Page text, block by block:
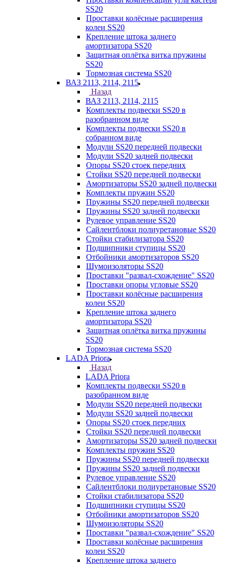
SS20
Проставки колёсные расширения
колеи SS20
Крепление штока заднего
амортизатора SS20
Защитная оплётка витка пружины
SS20
Тормозная система SS20
ВАЗ 2113, 2114, 2115
Назад
ВАЗ 2113, 2114, 2115
Комплекты подвески SS20 в
разобранном виде
Комплекты подвески SS20 в
собранном виде
Модули SS20 передней подвески
Модули SS20 задней подвески
Опоры SS20 стоек передних
Стойки SS20 передней подвески
Амортизаторы SS20 задней подвески
Комплекты пружин SS20
Пружины SS20 передней подвески
Пружины SS20 задней подвески
Рулевое управление SS20
Сайлентблоки полиуретановые SS20
Стойки стабилизатора SS20
Подшипники ступицы SS20
Отбойники амортизаторов SS20
Шумоизоляторы SS20
Проставки "развал-схождение" SS20
Проставки опоры угловые SS20
Проставки колёсные расширения
колеи SS20
Крепление штока заднего
амортизатора SS20
Защитная оплётка витка пружины
SS20
Тормозная система SS20
LADA Priora
Назад
LADA Priora
Комплекты подвески SS20 в
разобранном виде
Модули SS20 передней подвески
Модули SS20 задней подвески
Опоры SS20 стоек передних
Стойки SS20 передней подвески
Амортизаторы SS20 задней подвески
Комплекты пружин SS20
Пружины SS20 передней подвески
Пружины SS20 задней подвески
Рулевое управление SS20
Сайлентблоки полиуретановые SS20
Стойки стабилизатора SS20
Подшипники ступицы SS20
Отбойники амортизаторов SS20
Шумоизоляторы SS20
Проставки "развал-схождение" SS20
Проставки колёсные расширения
колеи SS20
Крепление штока заднего